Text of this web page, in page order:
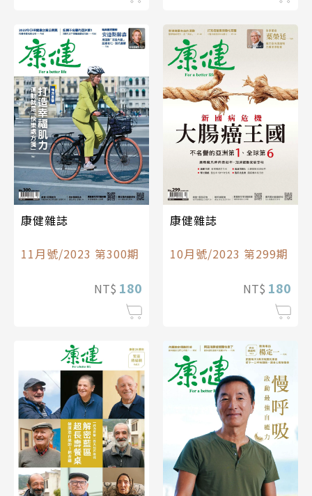
康健雜誌
11月號/2023 第300期
NT$ 180
康健雜誌
10月號/2023 第299期
NT$ 180